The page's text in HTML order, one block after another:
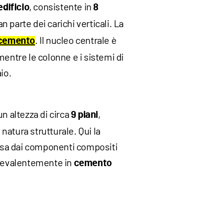
, consistente in8
parte dei carichi verticali. La
. Il nucleo centrale è
le colonne e i sistemi di
altezza di circa9 piani,
strutturale. Qui la
dai componenti compositi
in cemento